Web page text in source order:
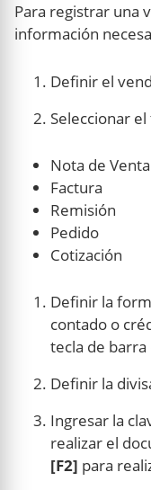
Para registrar una
información
Definir el
Seleccionar
Nota de Venta
Factura
Remisión
Pedido
Cotización
Definir la
contado o
tecla de barra
Definir la
Ingresar la
realizar el
[F2] para